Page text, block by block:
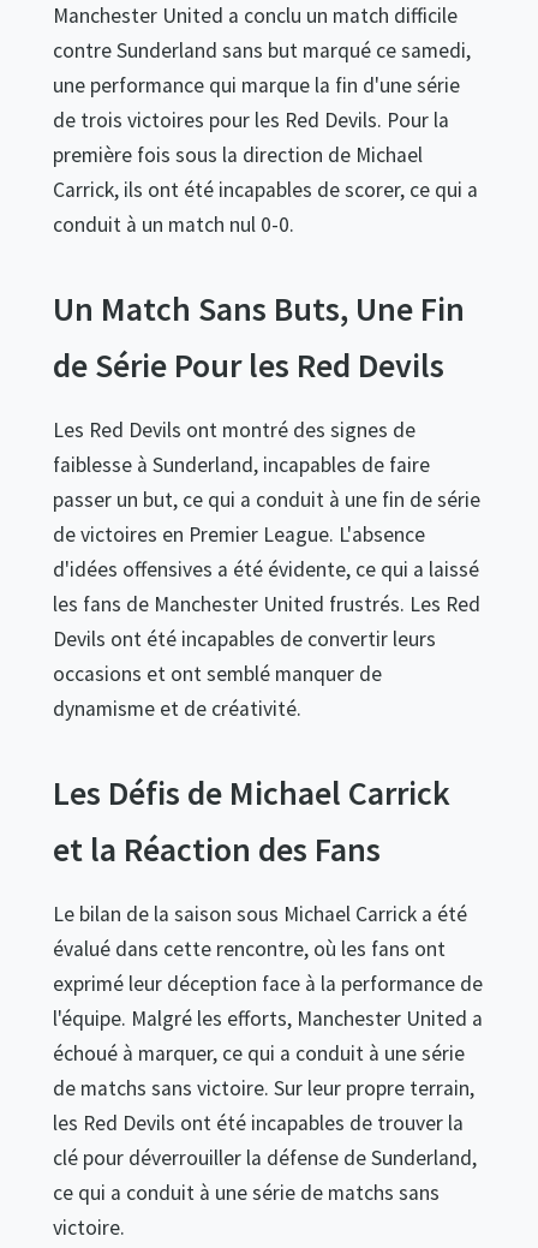
Manchester United a conclu un match difficile
contre Sunderland sans but marqué ce samedi,
une performance qui marque la fin d'une série
de trois victoires pour les Red Devils. Pour la
première fois sous la direction de Michael
Carrick, ils ont été incapables de scorer, ce qui a
conduit à un match nul 0-0.
Un Match Sans Buts, Une Fin
de Série Pour les Red Devils
Les Red Devils ont montré des signes de
faiblesse à Sunderland, incapables de faire
passer un but, ce qui a conduit à une fin de série
de victoires en Premier League. L'absence
d'idées offensives a été évidente, ce qui a laissé
les fans de Manchester United frustrés. Les Red
Devils ont été incapables de convertir leurs
occasions et ont semblé manquer de
dynamisme et de créativité.
Les Défis de Michael Carrick
et la Réaction des Fans
Le bilan de la saison sous Michael Carrick a été
évalué dans cette rencontre, où les fans ont
exprimé leur déception face à la performance de
l'équipe. Malgré les efforts, Manchester United a
échoué à marquer, ce qui a conduit à une série
de matchs sans victoire. Sur leur propre terrain,
les Red Devils ont été incapables de trouver la
clé pour déverrouiller la défense de Sunderland,
ce qui a conduit à une série de matchs sans
victoire.